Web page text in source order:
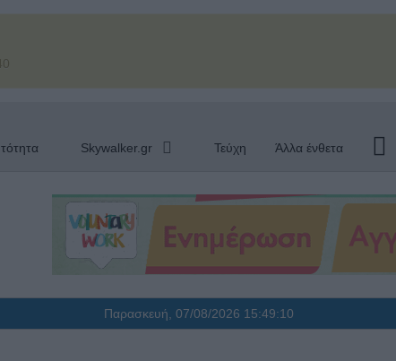
Skywalker.gr Τεύχη Άλλα ένθετα
Παρασκευή, 07/08/2026 15:49:11